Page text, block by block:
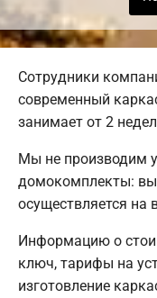
Сотрудники
современный
занимает от 2
Мы не производим
домокомплекты:
осуществляется на
Информацию о
ключ, тарифы на
изготовление